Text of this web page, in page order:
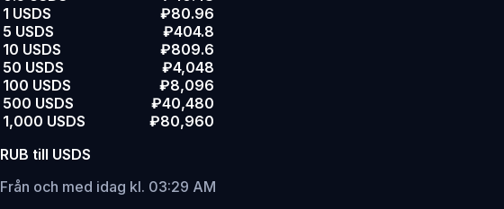
1 USDS
₽80.96
5 USDS
₽404.8
10 USDS
₽809.6
50 USDS
₽4,048
100 USDS
₽8,096
500 USDS
₽40,480
1,000 USDS
₽80,960
RUB till USDS
Från och med idag kl. 03:29 AM